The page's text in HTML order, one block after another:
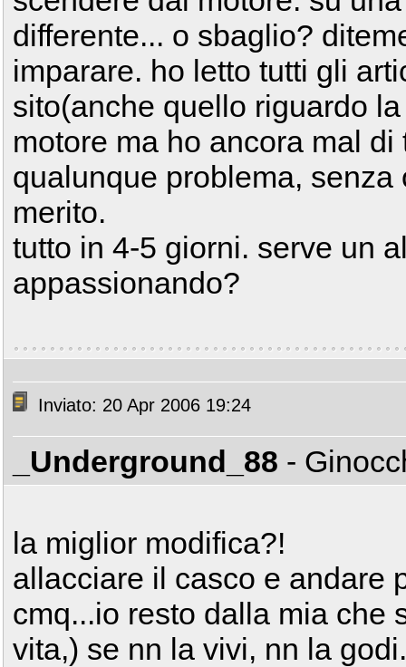
differente... o sbaglio?
imparare. ho letto tutti gli
sito(anche quello riguardo
motore ma ho ancora mal di
qualunque problema,
merito.
tutto in 4-5 giorni. serve un
appassionando?
Inviato: 20 Apr 2006 19:24
_Underground_88 -
la miglior modifica?!
allacciare il casco e andare
cmq...io resto dalla mia che
vita,) se nn la vivi, nn la